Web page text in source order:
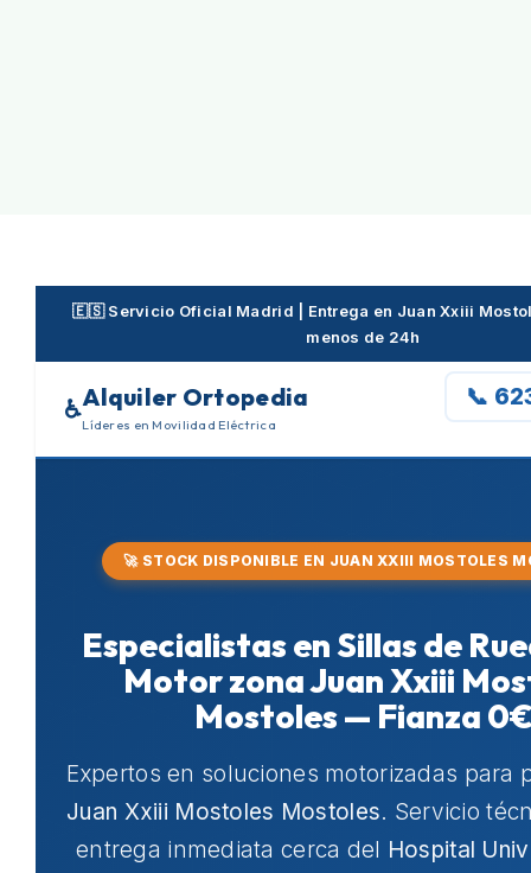
🇪🇸 Servicio Oficial Madrid | Entrega en Juan Xxiii
menos de 24h
♿Alquiler Ortopedia
Líderes en Movilidad Eléctrica
📞
🚀 STOCK DISPONIBLE EN JUAN XXIII MOSTOLES
Especialistas en Sillas de
Motor zona Juan Xxiii
Mostoles — Fianza
Expertos en soluciones motorizadas para
Juan Xxiii Mostoles Mostoles. Servicio
entrega inmediata cerca del Hospital